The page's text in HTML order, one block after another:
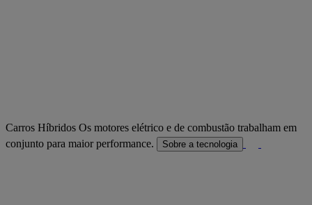
Carros Híbridos Os motores elétrico e de combustão trabalham em
conjunto para maior performance.
Sobre a tecnologia